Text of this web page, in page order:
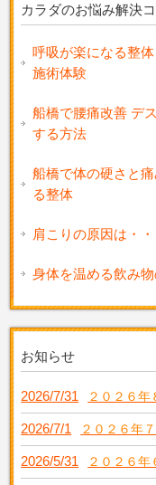
カラダのお悩み解決
呼吸が楽になる整
施術体験
船橋で腰痛改善 デ
する方法
船橋で体の硬さと
る整体
肩こりの原因は・・
身体を温める飲み
お知らせ
2026/7/31 ２０２６年
2026/7/1 ２０２６年
2026/5/31 ２０２６年